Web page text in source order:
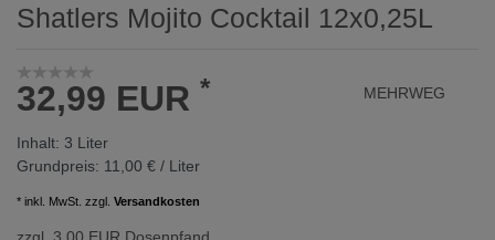
Shatlers Mojito Cocktail 12x0,25L
32,99 EUR *
Inhalt: 3 Liter
Grundpreis: 11,00 € / Liter
MEHRWEG
* inkl. MwSt. zzgl. Versandkosten
zzgl. 3,00 EUR Dosenpfand